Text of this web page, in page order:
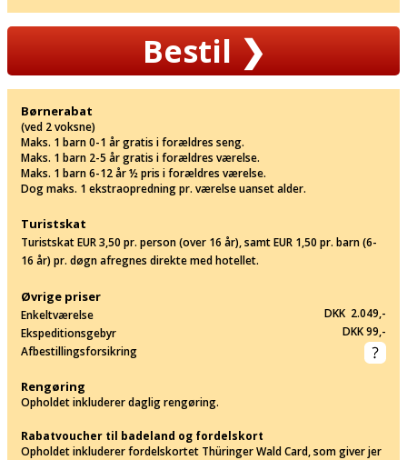
Bestil❯
Børnerabat
(ved 2 voksne)
Maks. 1 barn 0-1 år gratis i forældres seng.
Maks. 1 barn 2-5 år gratis i forældres værelse.
Maks. 1 barn 6-12 år ½ pris i forældres værelse.
Dog maks. 1 ekstraopredning pr. værelse uanset alder.
Turistskat
Turistskat EUR 3,50 pr. person (over 16 år), samt EUR 1,50 pr. barn (6-
16 år) pr. døgn afregnes direkte med hotellet.
Øvrige priser
Enkeltværelse
DKK 2.049,-
Ekspeditionsgebyr
DKK 99,-
Afbestillingsforsikring
Rengøring
Opholdet inkluderer daglig rengøring.
Rabatvoucher til badeland og fordelskort
Opholdet inkluderer fordelskortet Thüringer Wald Card, som giver jer